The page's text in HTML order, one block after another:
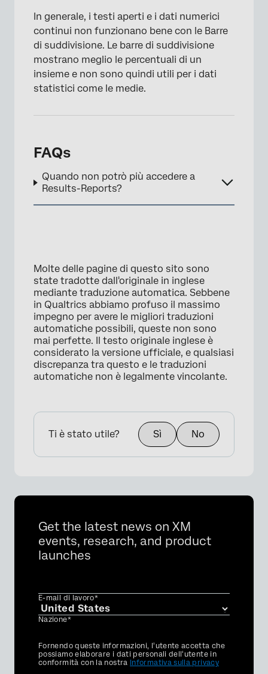
In generale, i testi aperti e i dati numerici
continui non funzionano bene con le Barre
di suddivisione. Le barre di suddivisione
mostrano meglio le percentuali di un
insieme e non sono quindi utili per i dati
statistici come le medie.
FAQs
Quando non potrò più accedere a
Results-Reports?
Molte delle pagine di questo sito sono
state tradotte dall'originale in inglese
mediante traduzione automatica. Sebbene
in Qualtrics abbiamo profuso il massimo
impegno per avere le migliori traduzioni
automatiche possibili, queste non sono
mai perfette. Il testo originale inglese è
considerato la versione ufficiale, e qualsiasi
discrepanza tra questo e le traduzioni
automatiche non è legalmente vincolante.
Ti è stato utile? Sì No
Get the latest news on XM
events, research, and product
launches
E-mail di lavoro*
Nazione*
Privacy
Optin
Fornendo queste informazioni, l'utente accetta che
possiamo elaborare i dati personali dell'utente in
conformità con la nostra Informativa sulla privacy